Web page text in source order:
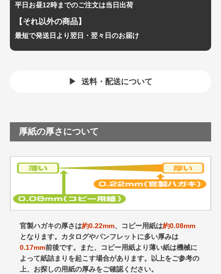
平日お昼12時までのご注文は当日出荷
【それ以外の商品】
最短で発送日より翌日・翌々日のお届け
送料・配送について
厚紙の厚さについて
官製ハガキの厚さは約0.22mm、コピー用紙は約0.08mm
となります。カタログやパンフレットに多い厚みは
0.17mm前後です。また、コピー用紙より薄い紙は機械に
よって紙詰まりを起こす場合があります。以上をご参考の
上、お探しの用紙の厚みをご確認ください。